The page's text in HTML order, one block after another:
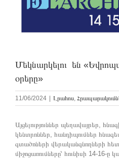
Մեկնարկելու են
օրերը»
11/06/2024 Լրահոս,
Այցելություններ պեղավայրեր,
կենտրոններ, հանդիպումներ
գտածոների վերականգնողների
միջոցառումները՝ հունիսի 14-16-ը